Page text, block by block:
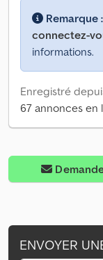
Remarque :
connectez-
informations.
Enregistré
67 annonces en
ENVOYER